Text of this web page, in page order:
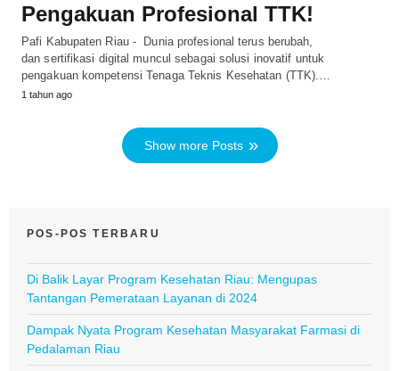
Pengakuan Profesional TTK!
Pafi Kabupaten Riau - Dunia profesional terus berubah,
dan sertifikasi digital muncul sebagai solusi inovatif untuk
pengakuan kompetensi Tenaga Teknis Kesehatan (TTK).…
1 tahun ago
Show more Posts
POS-POS TERBARU
Di Balik Layar Program Kesehatan Riau: Mengupas
Tantangan Pemerataan Layanan di 2024
Dampak Nyata Program Kesehatan Masyarakat Farmasi di
Pedalaman Riau